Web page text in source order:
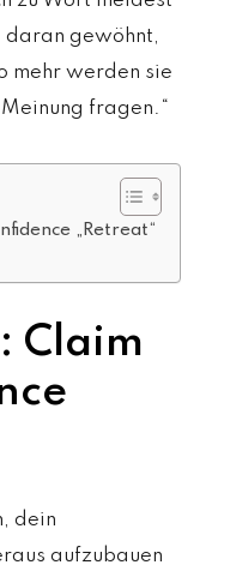
daran gewöhnt,
mehr werden sie
fragen.“
„Retreat“
Claim
dein
aufzubauen